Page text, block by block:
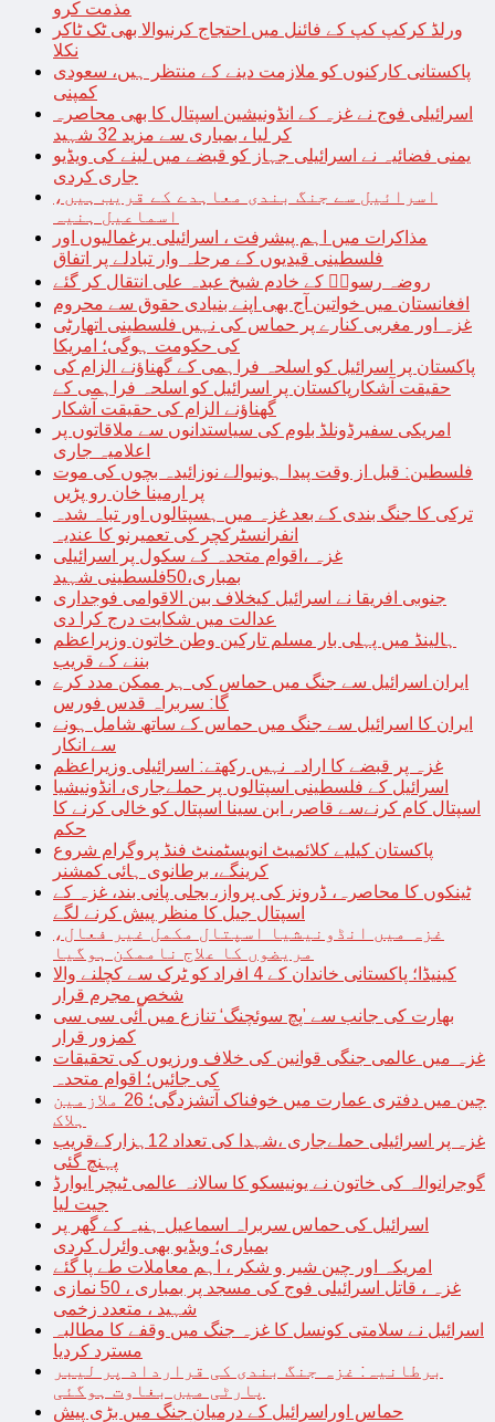
مذمت کرو
ورلڈ کرکپ کپ کے فائنل میں احتجاج کرنیوالا بھی ٹک ٹاکر
نکلا
پاکستانی کارکنوں کو ملازمت دینے کے منتظر ہیں، سعودی
کمپنی
اسرائیلی فوج نے غزہ کے انڈونیشین اسپتال کا بھی محاصرہ
کر لیا ، بمباری سے مزید 32 شہید
یمنی فضائیہ نے اسرائیلی جہاز کو قبضے میں لینے کی ویڈیو
جاری کردی
اسرائیل سے جنگ بندی معاہدے کے قریب ہیں،
اسماعیل ہنیہ
مذاکرات میں اہم پیشرفت ، اسرائیلی یرغمالیوں اور
فلسطینی قیدیوں کے مرحلہ وار تبادلے پر اتفاق
روضہ رسولؐ کے خادم شیخ عبدہ علی انتقال کر گئے
افغانستان میں خواتین آج بھی اپنے بنیادی حقوق سے محروم
غزہ اور مغربی کنارے پر حماس کی نہیں فلسطینی اتھارٹی
کی حکومت ہوگی؛ امریکا
پاکستان پر اسرائیل کو اسلحہ فراہمی کے گھناؤنے الزام کی
حقیقت آشکارپاکستان پر اسرائیل کو اسلحہ فراہمی کے
گھناؤنے الزام کی حقیقت آشکار
امریکی سفیرڈونلڈ بلوم کی سیاستدانوں سے ملاقاتوں پر
اعلامیہ جاری
فلسطین: قبل از وقت پیدا ہونیوالے نوزائیدہ بچوں کی موت
پر ارمینا خان رو پڑیں
ترکی کا جنگ بندی کے بعد غزہ میں ہسپتالوں اور تباہ شدہ
انفرانسٹرکچر کی تعمیرنو کا عندیہ
غزہ ،اقوام متحدہ کے سکول پر اسرائیلی
بمباری،50فلسطینی شہید
جنوبی افریقا نے اسرائیل کیخلاف بین الاقوامی فوجداری
عدالت میں شکایت درج کرا دی
ہالینڈ میں پہلی بار مسلم تارکین وطن خاتون وزیراعظم
بننے کے قریب
ایران اسرائیل سے جنگ میں حماس کی ہر ممکن مدد کرے
گا: سربراہ قدس فورس
ایران کا اسرائیل سے جنگ میں حماس کے ساتھ شامل ہونے
سے انکار
غزہ پر قبضے کا ارادہ نہیں رکھتے: اسرائیلی وزیراعظم
اسرائیل کے فلسطینی اسپتالوں پر حملےجاری، انڈونیشیا
اسپتال کام کرنےسے قاصر، ابن سینا اسپتال کو خالی کرنے کا
حکم
پاکستان کیلیے کلائمیٹ انویسٹمنٹ فنڈ پروگرام شروع
کرینگے، برطانوی ہائی کمشنر
ٹینکوں کا محاصرہ، ڈرونز کی پرواز، بجلی پانی بند، غزہ کے
اسپتال جیل کا منظر پیش کرنے لگے
غزہ میں انڈونیشیا اسپتال مکمل غیر فعال،
مریضوں کا علاج ناممکن ہوگیا
کینیڈا؛ پاکستانی خاندان کے 4 افراد کو ٹرک سے کچلنے والا
شخص مجرم قرار
بھارت کی جانب سے ’پچ سوئچنگ‘ تنازع میں آئی سی سی
کمزور قرار
غزہ میں عالمی جنگی قوانین کی خلاف ورزیوں کی تحقیقات
کی جائیں؛ اقوام متحدہ
چین میں دفتری عمارت میں خوفناک آتشزدگی؛ 26 ملازمین
ہلاک
غزہ پر اسرائیلی حملےجاری ،شہدا کی تعداد 12ہزارکےقریب
پہنچ گئی
گوجرانوالہ کی خاتون نے یونیسکو کا سالانہ عالمی ٹیچر ایوارڈ
جیت لیا
اسرائیل کی حماس سربراہ اسماعیل ہنیہ کے گھر پر
بمباری؛ ویڈیو بھی وائرل کردی
امریکہ اور چین شیر و شکر ، اہم معاملات طے پا گئے
غزہ ، قاتل اسرائیلی فوج کی مسجد پر بمباری ، 50 نمازی
شہید ، متعدد زخمی
اسرائیل نے سلامتی کونسل کا غزہ جنگ میں وقفے کا مطالبہ
مسترد کردیا
برطانیہ: غزہ جنگ بندی کی قرارداد پر لیبر
پارٹی میں بغاوت ہوگئی
حماس اوراسرائیل کے درمیان جنگ میں بڑی پیش